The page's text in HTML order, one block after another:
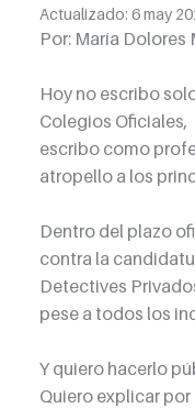
Actualizado: 6 may
Por: María Dolores
Hoy no escribo
Colegios Oficiales,
escribo como
atropello a los
Dentro del plazo
contra la
Detectives
pese a todos los
Y quiero hacerlo
Quiero explicar por